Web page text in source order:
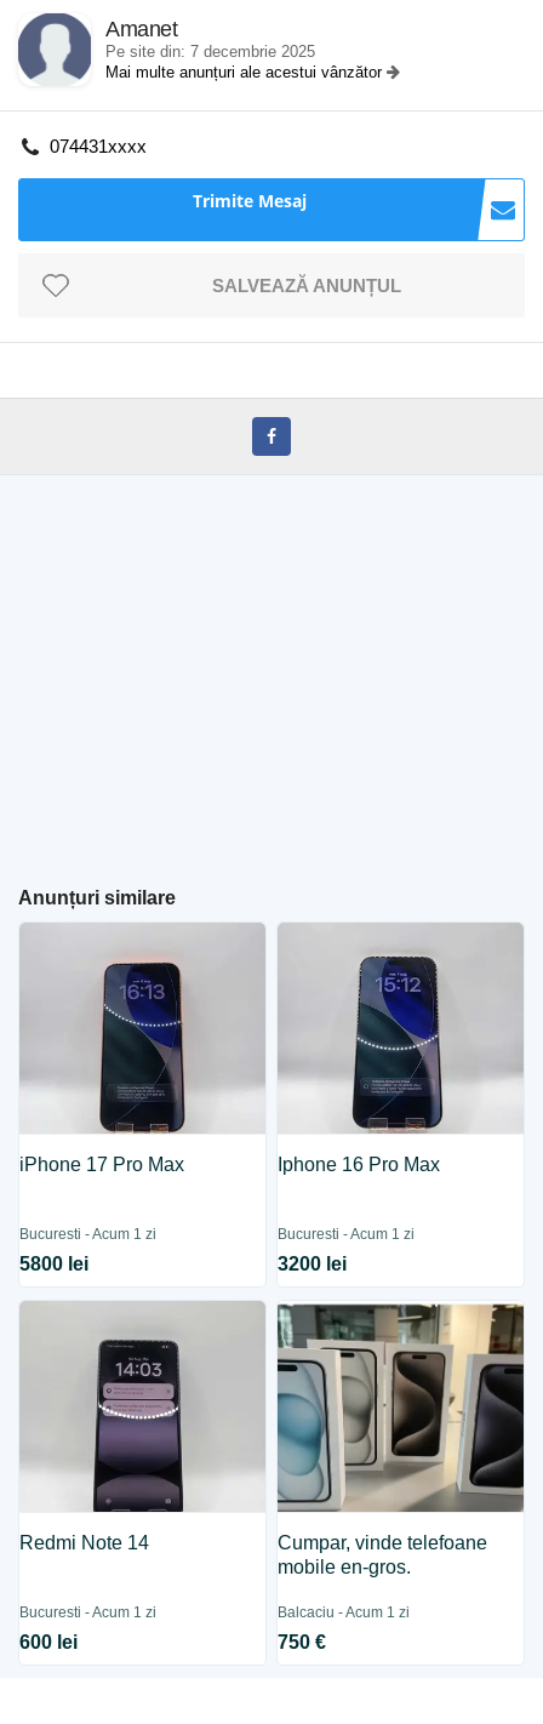
Amanet
Pe site din: 7 decembrie 2025
Mai multe anunțuri ale acestui vânzător
074431xxxx
Trimite Mesaj
SALVEAZĂ ANUNȚUL
Anunțuri similare
iPhone 17 Pro Max
Bucuresti - Acum 1 zi
5800 lei
Iphone 16 Pro Max
Bucuresti - Acum 1 zi
3200 lei
Redmi Note 14
Bucuresti - Acum 1 zi
600 lei
Cumpar, vinde telefoane
mobile en-gros.
Balcaciu - Acum 1 zi
750 €